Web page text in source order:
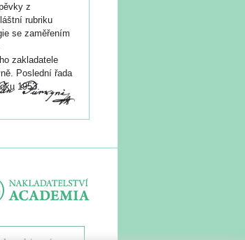
z
rubriku
se zaměřením
zakladatele
Poslední řada
1953.